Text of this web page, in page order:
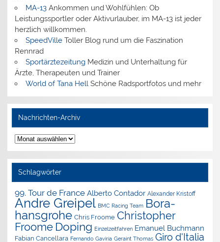
MA-13Ankommen und Wohlfühlen: Ob
Leistungssportler oder Aktivurlauber, im MA-13 ist jeder
herzlich willkommen.
SpeedVilleToller Blog rund um die Faszination
Rennrad
SportärztezeitungMedizin und Unterhaltung für
Ärzte, Therapeuten und Trainer
World of Tana HellSchöne Radsportfotos und mehr
Nachrichten-Archiv
Nachrichten-
Archiv
Schlagwörter
99. Tour de France Alberto Contador Alexander Kristoff
Andre Greipel BMC Racing Team Bora-
hansgrohe Chris Froome Christopher
Froome Doping Einzelzeitfahren Emanuel Buchmann
Fabian Cancellara Fernando Gaviria Geraint Thomas Giro d'Italia